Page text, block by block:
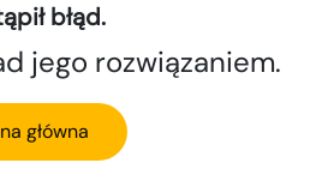
błąd.
jego rozwiązaniem.
główna